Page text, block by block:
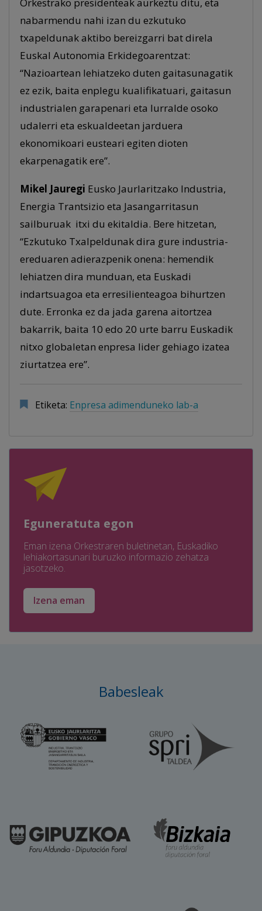
nabarmendu nahi izan du ezkutuko
txapeldunak aktibo bereizgarri bat direla
Euskal Autonomia Erkidegoarentzat:
“Nazioartean lehiatzeko duten gaitasunagatik
ez ezik, baita enplegu kualifikatuari, gaitasun
industrialen garapenari eta lurralde osoko
udalerri eta eskualdeetan jarduera
ekonomikoari eusteari egiten dioten
ekarpenagatik ere”.
Mikel Jauregi Eusko Jaurlaritzako Industria,
Energia Trantsizio eta Jasangarritasun
sailburuak itxi du ekitaldia. Bere hitzetan,
“Ezkutuko Txalpeldunak dira gure industria-
ereduaren adierazpenik onena: hemendik
lehiatzen dira munduan, eta Euskadi
indartsuagoa eta erresilienteagoa bihurtzen
dute. Erronka ez da jada garena aitortzea
bakarrik, baita 10 edo 20 urte barru Euskadik
nitxo globaletan enpresa lider gehiago izatea
ziurtatzea ere”.
Etiketa: Enpresa adimenduneko lab-a
Eguneratuta egon
Eman izena Orkestraren buletinetan, Euskadiko
lehiakortasunari buruzko informazio zehatza
jasotzeko.
Izena eman
Babesleak